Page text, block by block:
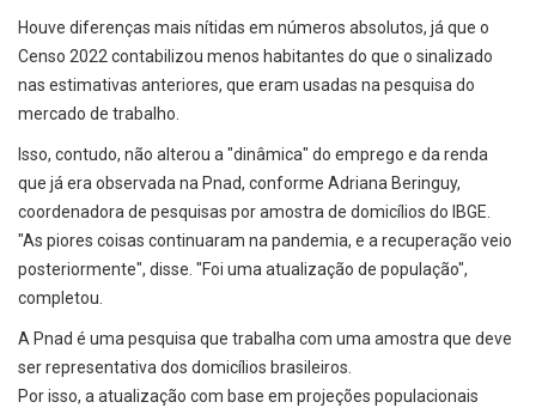
Houve diferenças mais nítidas em números absolutos, já que o
Censo 2022 contabilizou menos habitantes do que o sinalizado
nas estimativas anteriores, que eram usadas na pesquisa do
mercado de trabalho.
Isso, contudo, não alterou a "dinâmica" do emprego e da renda
que já era observada na Pnad, conforme Adriana Beringuy,
coordenadora de pesquisas por amostra de domicílios do IBGE.
"As piores coisas continuaram na pandemia, e a recuperação veio
posteriormente", disse. "Foi uma atualização de população",
completou.
A Pnad é uma pesquisa que trabalha com uma amostra que deve
ser representativa dos domicílios brasileiros.
Por isso, a atualização com base em projeções populacionais